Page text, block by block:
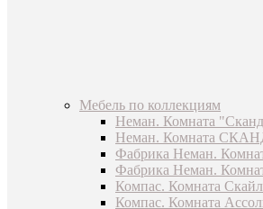
Мебель по коллекциям
Неман. Комната
Неман. Комната
Фабрика Неман.
Фабрика Неман.
Компас. Комната
Компас. Комната